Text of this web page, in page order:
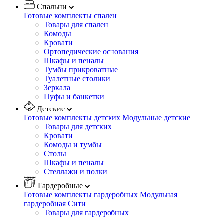
Спальни
Готовые комплекты спален
Товары для спален
Комоды
Кровати
Ортопедические основания
Шкафы и пеналы
Тумбы прикроватные
Туалетные столики
Зеркала
Пуфы и банкетки
Детские
Готовые комплекты детских Модульные детские
Товары для детских
Кровати
Комоды и тумбы
Столы
Шкафы и пеналы
Стеллажи и полки
Гардеробные
Готовые комплекты гардеробных Модульная
гардеробная Сити
Товары для гардеробных